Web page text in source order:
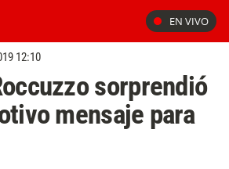
EN VIVO
12:10
sorprendió
mensaje para